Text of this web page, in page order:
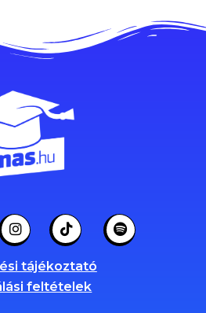
tájékoztató
feltételek